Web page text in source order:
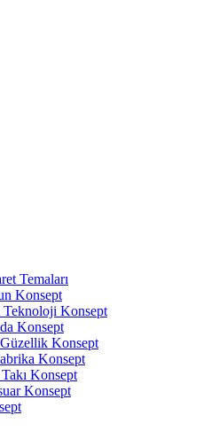
Temaları
Konsept
Konsept
Konsept
Konsept
Konsept
Konsept
Konsept